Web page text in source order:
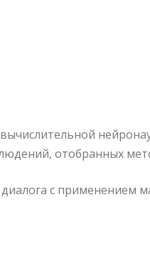
отобранных
с применением